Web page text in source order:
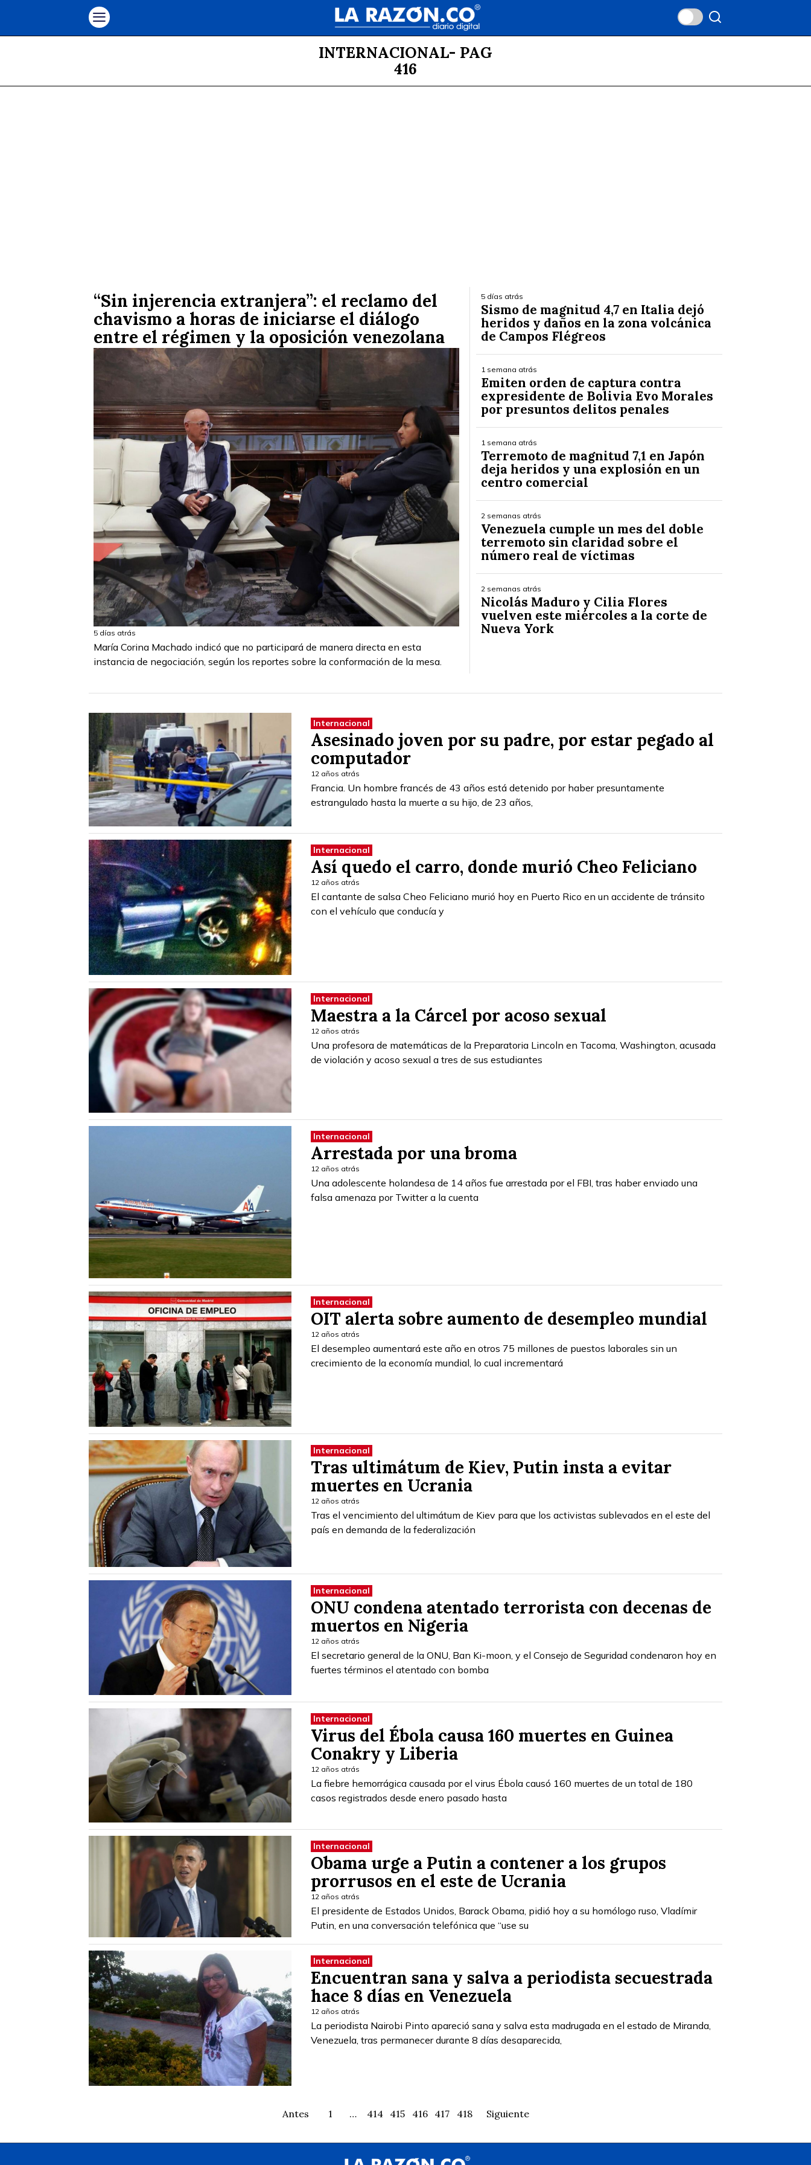
INTERNACIONAL- PAG
416
“Sin injerencia extranjera”: el reclamo del
chavismo a horas de iniciarse el diálogo
entre el régimen y la oposición venezolana
5 días atrás
María Corina Machado indicó que no participará de manera directa en esta
instancia de negociación, según los reportes sobre la conformación de la mesa.
5 días atrás
Sismo de magnitud 4,7 en Italia dejó
heridos y daños en la zona volcánica
de Campos Flégreos
1 semana atrás
Emiten orden de captura contra
expresidente de Bolivia Evo Morales
por presuntos delitos penales
1 semana atrás
Terremoto de magnitud 7,1 en Japón
deja heridos y una explosión en un
centro comercial
2 semanas atrás
Venezuela cumple un mes del doble
terremoto sin claridad sobre el
número real de víctimas
2 semanas atrás
Nicolás Maduro y Cilia Flores
vuelven este miércoles a la corte de
Nueva York
Internacional
Asesinado joven por su padre, por estar pegado al
computador
12 años atrás
Francia. Un hombre francés de 43 años está detenido por haber presuntamente
estrangulado hasta la muerte a su hijo, de 23 años,
Internacional
Así quedo el carro, donde murió Cheo Feliciano
12 años atrás
El cantante de salsa Cheo Feliciano murió hoy en Puerto Rico en un accidente de tránsito
con el vehículo que conducía y
Internacional
Maestra a la Cárcel por acoso sexual
12 años atrás
Una profesora de matemáticas de la Preparatoria Lincoln en Tacoma, Washington, acusada
de violación y acoso sexual a tres de sus estudiantes
Internacional
Arrestada por una broma
12 años atrás
Una adolescente holandesa de 14 años fue arrestada por el FBI, tras haber enviado una
falsa amenaza por Twitter a la cuenta
Internacional
OIT alerta sobre aumento de desempleo mundial
12 años atrás
El desempleo aumentará este año en otros 75 millones de puestos laborales sin un
crecimiento de la economía mundial, lo cual incrementará
Internacional
Tras ultimátum de Kiev, Putin insta a evitar
muertes en Ucrania
12 años atrás
Tras el vencimiento del ultimátum de Kiev para que los activistas sublevados en el este del
país en demanda de la federalización
Internacional
ONU condena atentado terrorista con decenas de
muertos en Nigeria
12 años atrás
El secretario general de la ONU, Ban Ki-moon, y el Consejo de Seguridad condenaron hoy en
fuertes términos el atentado con bomba
Internacional
Virus del Ébola causa 160 muertes en Guinea
Conakry y Liberia
12 años atrás
La fiebre hemorrágica causada por el virus Ébola causó 160 muertes de un total de 180
casos registrados desde enero pasado hasta
Internacional
Obama urge a Putin a contener a los grupos
prorrusos en el este de Ucrania
12 años atrás
El presidente de Estados Unidos, Barack Obama, pidió hoy a su homólogo ruso, Vladímir
Putin, en una conversación telefónica que “use su
Internacional
Encuentran sana y salva a periodista secuestrada
hace 8 días en Venezuela
12 años atrás
La periodista Nairobi Pinto apareció sana y salva esta madrugada en el estado de Miranda,
Venezuela, tras permanecer durante 8 días desaparecida,
Antes 1 … 414 415 416 417 418 Siguiente